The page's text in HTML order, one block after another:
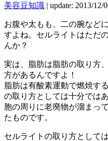
美容豆知識 | update: 2013/12/
お腹や太もも、二の腕など
すよね。セルライトはただ
んか？
実は、脂肪は脂肪の取り方
方があるんですよ！
脂肪は有酸素運動で燃焼す
の取り方としては十分では
胞の周りに老廃物が溜まっ
たものです。
セルライトの取り方として